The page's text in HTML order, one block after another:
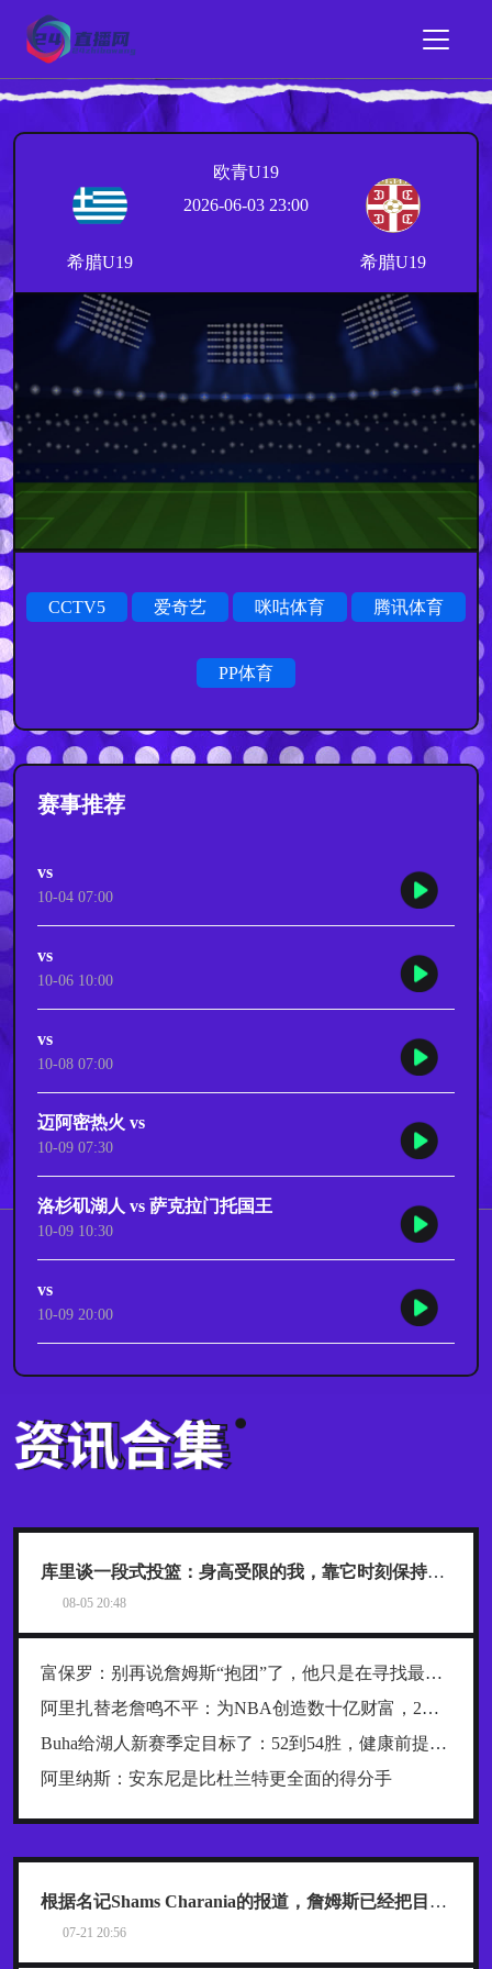
希腊U19
欧青U19
2026-06-03 23:00
希腊U19
CCTV5 爱奇艺 咪咕体育 腾讯体育
PP体育
赛事推荐
vs
10-04 07:00
vs
10-06 10:00
vs
10-08 07:00
迈阿密热火 vs
10-09 07:30
洛杉矶湖人 vs 萨克拉门托国王
10-09 10:30
vs
10-09 20:00
库里谈一段式投篮：身高受限的我，靠它时刻保持发力与极快出手
08-05 20:48
富保罗：别再说詹姆斯“抱团”了，他只是在寻找最好的合作者
阿里扎替老詹鸣不平：为NBA创造数十亿财富，2年800万被亏待了
Buha给湖人新赛季定目标了：52到54胜，健康前提下西部前四稳了
阿里纳斯：安东尼是比杜兰特更全面的得分手
根据名记Shams Charania的报道，詹姆斯已经把目标范围缩小到了热火、骑士和76人这三支东部球队
07-21 20:56